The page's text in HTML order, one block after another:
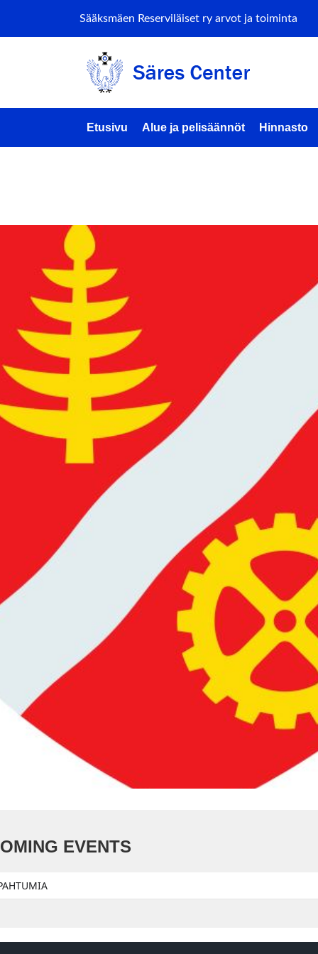
Sääksmäen Reserviläiset ry arvot ja toiminta
Etusivu Alue ja pelisäännöt Hinnasto
EVENTS